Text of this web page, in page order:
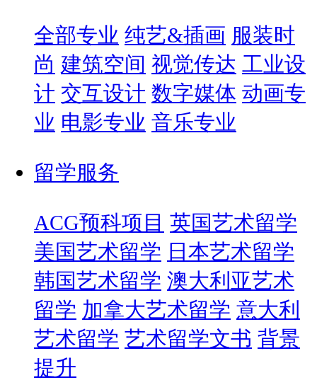
全部专业 纯艺&插画 服装时
尚 建筑空间 视觉传达 工业设
计 交互设计 数字媒体 动画专
业 电影专业 音乐专业
留学服务
ACG预科项目 英国艺术留学
美国艺术留学 日本艺术留学
韩国艺术留学 澳大利亚艺术
留学 加拿大艺术留学 意大利
艺术留学 艺术留学文书 背景
提升